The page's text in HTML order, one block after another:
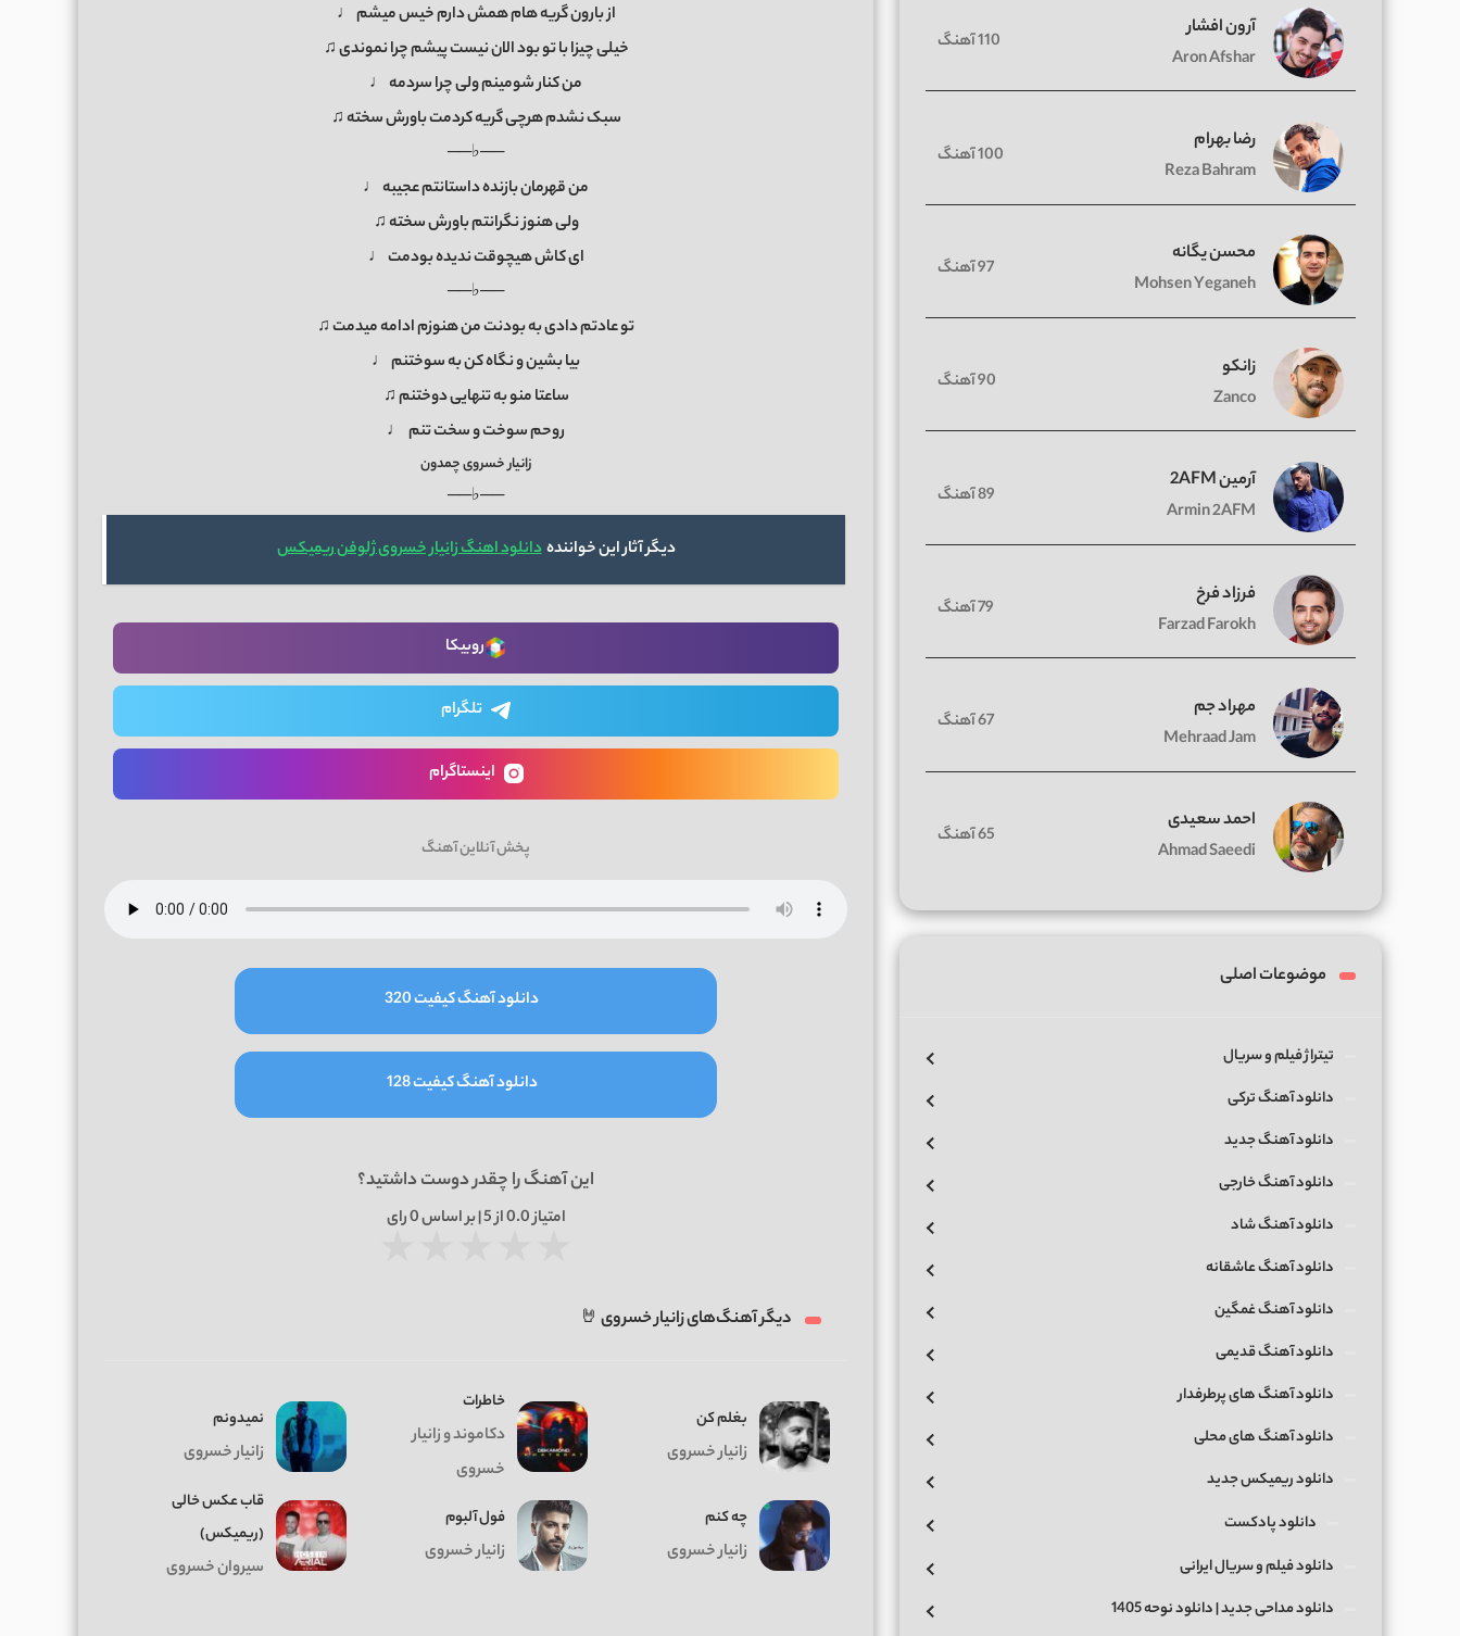
از بارون گریه هام همش دارم خیس میشم ♩
خیلی چیزا با تو بود الان نیست پیشم چرا نموندی ♫
من کنار شومینم ولی چرا سردمه ♩
سبک نشدم هرچی گریه کردمت باورش سخته ♫
──♭──
من قهرمان بازنده داستانتم عجیبه ♩
ولی هنوز نگرانتم باورش سخته ♫
ای کاش هیچوقت ندیده بودمت ♩
──♭──
تو عادتم دادی به بودنت من هنوزم ادامه میدمت ♫
بیا بشین و نگاه کن به سوختنم ♩
ساعتا منو به تنهایی دوختنم ♫
روحم سوخت و سخت تنم ♩
زانیار خسروی چمدون
──♭──
دیگر آثار این خوانندهدانلود اهنگ زانیار خسروی ژلوفن ریمیکس
روبیکا
تلگرام
اینستاگرام
پخش آنلاین آهنگ
دانلود آهنگ کیفیت 320
دانلود آهنگ کیفیت 128
این آهنگ را چقدر دوست داشتید؟
امتیاز0.0از 5 | بر اساس 0رای
دیگر آهنگ‌های زانیار خسروی 🤘
بغلم کن
زانیار خسروی
خاطرات
دکاموند و زانیار
خسروی
نمیدونم
زانیار خسروی
چه کنم
زانیار خسروی
فول آلبوم
زانیار خسروی
قاب عکس خالی
(ریمیکس)
سیروان خسروی
آرون افشار
Aron Afshar
110 آهنگ
رضا بهرام
Reza Bahram
100 آهنگ
محسن یگانه
Mohsen Yeganeh
97 آهنگ
زانکو
Zanco
90 آهنگ
آرمین 2AFM
Armin 2AFM
89 آهنگ
فرزاد فرخ
Farzad Farokh
79 آهنگ
مهراد جم
Mehraad Jam
67 آهنگ
احمد سعیدی
Ahmad Saeedi
65 آهنگ
موضوعات اصلی
تیتراژ فیلم و سریال
دانلود آهنگ ترکی
دانلود آهنگ جدید
دانلود آهنگ خارجی
دانلود آهنگ شاد
دانلود آهنگ عاشقانه
دانلود آهنگ غمگین
دانلود آهنگ قدیمی
دانلود آهنگ های پرطرفدار
دانلود آهنگ های محلی
دانلود ریمیکس جدید
دانلود پادکست
دانلود فیلم و سریال ایرانی
دانلود مداحی جدید | دانلود نوحه 1405